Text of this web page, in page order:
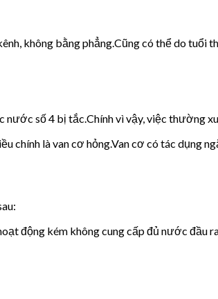
không bằng phẳng.Cũng có thể do tuổi
số 4 bị tắc.Chính vì vậy, việc thường
chính là van cơ hỏng.Van cơ có tác dụng
động kém không cung cấp đủ nước đầu